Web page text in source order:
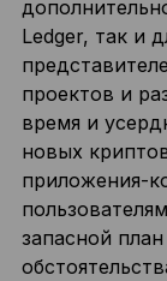
Ledger, так и
проектов и
время и
новых
приложения-
запасной